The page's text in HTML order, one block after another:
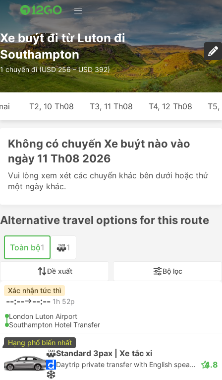
Xe buýt đi từ Luton đi
Southampton
1 chuyến đi (USD 256 – USD 392)
T2, 10 Th08 T3, 11 Th08 T4, 12 Th08 T5,
Không có chuyến Xe buýt nào vào
ngày 11 Th08 2026
Vui lòng xem xét các chuyến khác bên dưới hoặc thử
một ngày khác.
Alternative travel options for this route
Toàn bộ1 1
Đề xuất Bộ lọc
Xác nhận tức thì
--:-- --:-- 1h 52p
London Luton Airport
Southampton Hotel Transfer
Hạng phổ biến nhất
Standard 3pax | Xe tắc xi
Daytrip private transfer with English speaking driver 4.8